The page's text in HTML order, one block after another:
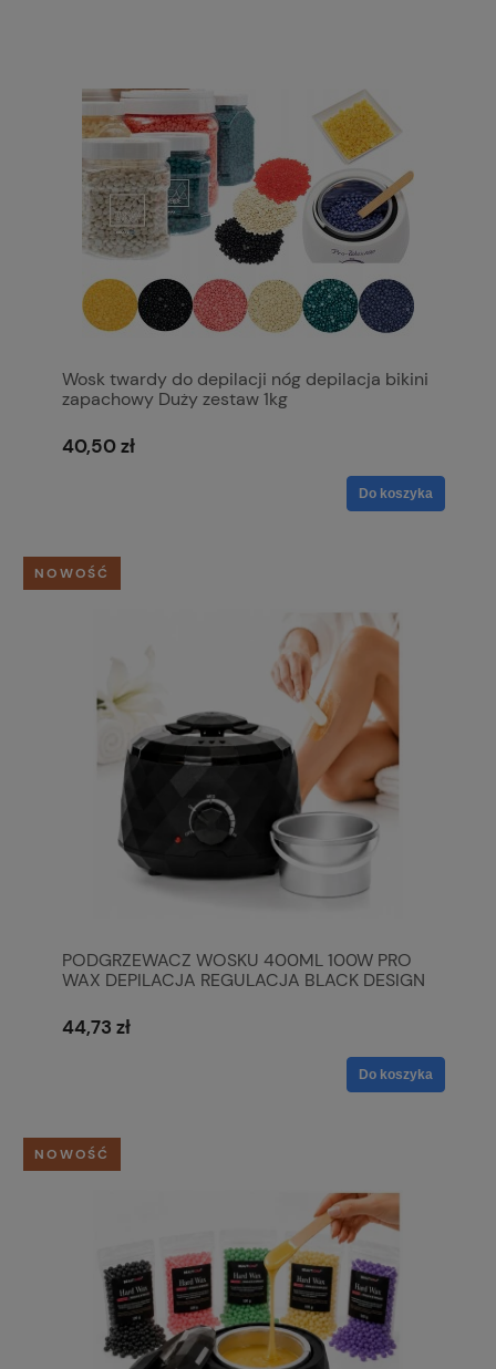
Wosk twardy do depilacji nóg depilacja bikini
zapachowy Duży zestaw 1kg
40,50 zł
Do koszyka
PODGRZEWACZ WOSKU 400ML 100W PRO
WAX DEPILACJA REGULACJA BLACK DESIGN
44,73 zł
Do koszyka
NOWOŚĆ
NOWOŚĆ